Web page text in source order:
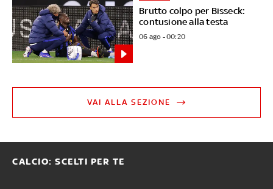
Brutto colpo per Bisseck:
contusione alla testa
06 ago - 00:20
VAI ALLA SEZIONE
CALCIO: SCELTI PER TE